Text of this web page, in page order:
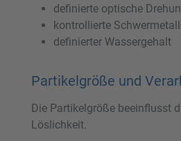
definierte optische
kontrollierte
definierter Wassergehalt
Partikelgröße und
Die Partikelgröße beeinflusst
Löslichkeit.